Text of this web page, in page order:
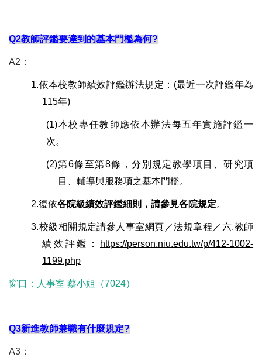
Q2教師評鑑要達到的基本門檻為何?
A2 ：
1.依本校教師績效評鑑辦法規定：(最近一次評鑑年為
115年)
(1)本校專任教師應依本辦法每五年實施評鑑一
次。
(2)第6條至第8條，分別規定教學項目、研究項
目、輔導與服務項之基本門檻。
2.復依各院級績效評鑑細則，請參見各院規定。
3.校級相關規定請參人事室網頁／法規章程／六.教師
績效評鑑 ：
https://person.niu.edu.tw/p/412-1002-
1199.php
窗口：人事室 蔡小姐（7024）
Q3新進教師兼職有什麼規定?
A3 ：